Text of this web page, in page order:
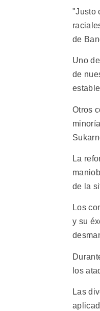
"Justo
de
Uno
de
Otros
La
de la
Los
y su
los
Las